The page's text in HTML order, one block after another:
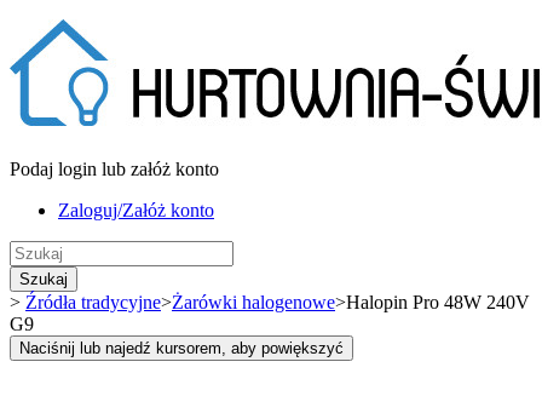
Podaj login lub załóż konto
Zaloguj/Załóż konto
Szukaj
> Źródła tradycyjne>Żarówki halogenowe>Halopin Pro 48W 240V
G9
Naciśnij lub najedź kursorem, aby powiększyć